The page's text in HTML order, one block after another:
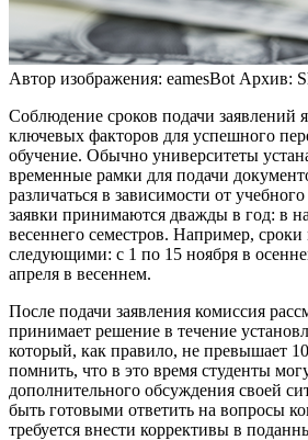
Автор изображения: eamesBot Архив:
Соблюдение сроков подачи заявлений
ключевых факторов для успешного
обучение. Обычно университеты
временные рамки для подачи
различаться в зависимости от
заявки принимаются дважды в год: в
весеннего семестров. Например,
следующими: с 1 по 15 ноября в
апреля в весеннем.
После подачи заявления комиссия
принимает решение в течение
который, как правило, не превышает
помнить, что в это время студенты
дополнительного обсуждения своей
быть готовыми ответить на вопросы
требуется внести коррективы в